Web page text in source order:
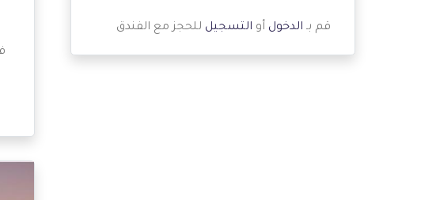
قم بـ الدخول أو التسجيل للحجز مع الفندق